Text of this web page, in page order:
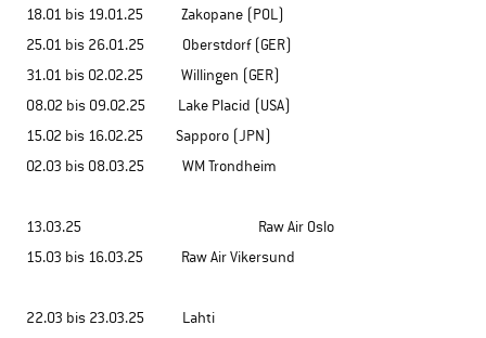
18.01 bis 19.01.25 Zakopane (POL)
25.01 bis 26.01.25 Oberstdorf (GER)
31.01 bis 02.02.25 Willingen (GER)
08.02 bis 09.02.25 Lake Placid (USA)
15.02 bis 16.02.25 Sapporo (JPN)
02.03 bis 08.03.25 WM Trondheim
13.03.25 Raw Air Oslo
15.03 bis 16.03.25 Raw Air Vikersund
22.03 bis 23.03.25 Lahti